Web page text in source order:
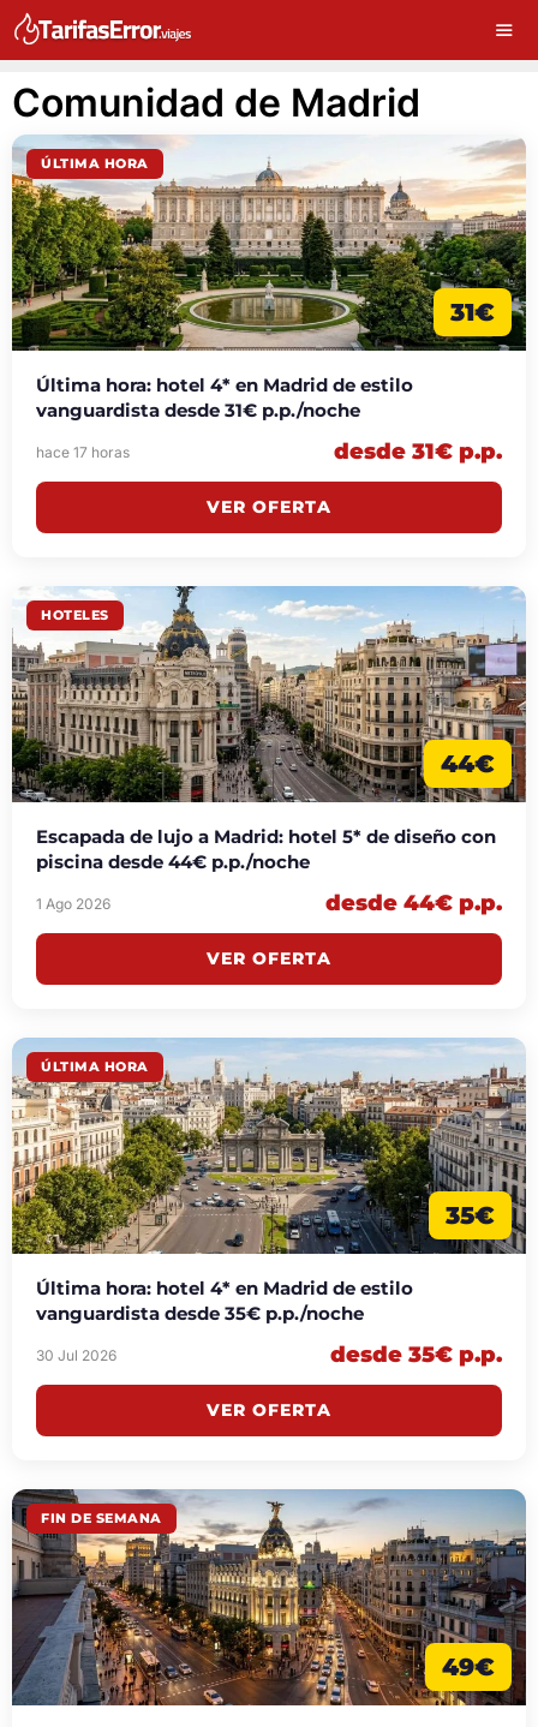
Comunidad de Madrid
ÚLTIMA HORA
31€
Última hora: hotel 4* en Madrid de estilo
vanguardista desde 31€ p.p./noche
hace 17 horas desde 31€ p.p.
VER OFERTA
HOTELES
44€
Escapada de lujo a Madrid: hotel 5* de diseño con
piscina desde 44€ p.p./noche
1 Ago 2026 desde 44€ p.p.
VER OFERTA
ÚLTIMA HORA
35€
Última hora: hotel 4* en Madrid de estilo
vanguardista desde 35€ p.p./noche
30 Jul 2026 desde 35€ p.p.
VER OFERTA
FIN DE SEMANA
49€